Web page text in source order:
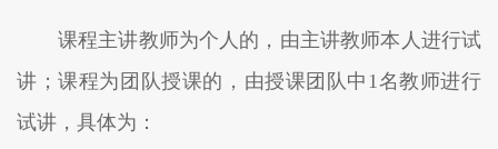
课程主讲教师为个人的，由主讲教师本人进行试
讲；课程为团队授课的，由授课团队中 1名教师进行
试讲，具体为：